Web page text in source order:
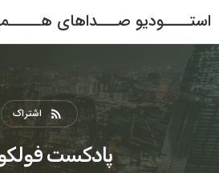
استــــودیو صـــداهای
rss_feed اشتراک
پادکست